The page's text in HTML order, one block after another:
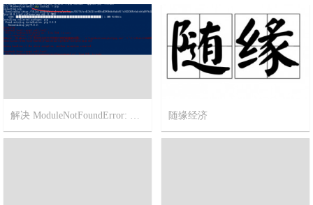
2024-2-12 11
解决 ModuleNotFoundError: No module named ‘pip’ 随缘经济